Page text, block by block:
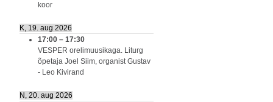
koor
K, 19. aug 2026
17:00 – 17:30
VESPER orelimuusikaga. Liturg
õpetaja Joel Siim, organist Gustav
- Leo Kivirand
N, 20. aug 2026